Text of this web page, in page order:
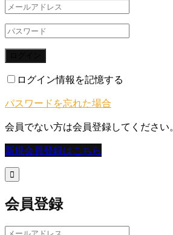
ログイン情報を記憶する
パスワードを忘れた場合
会員でない方は会員登録してください。
新規会員登録はこちら

会員登録